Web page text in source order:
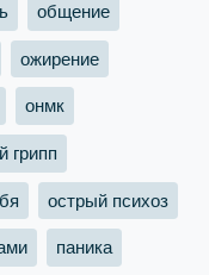
общение
ожирение
онмк
грипп
острый психоз
паника